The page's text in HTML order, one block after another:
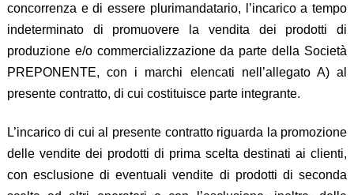
concorrenza e di essere plurimandatario, l’incarico a tempo
indeterminato di promuovere la vendita dei prodotti di
produzione e/o commercializzazione da parte della Società
PREPONENTE, con i marchi elencati nell’allegato A) al
presente contratto, di cui costituisce parte integrante.
L’incarico di cui al presente contratto riguarda la promozione
delle vendite dei prodotti di prima scelta destinati ai clienti,
con esclusione di eventuali vendite di prodotti di seconda